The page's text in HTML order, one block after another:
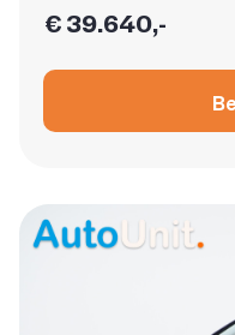
€ 39.640,-